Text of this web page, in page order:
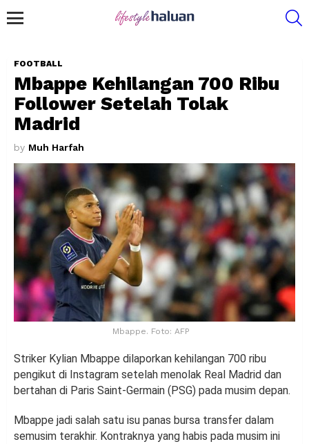
FOOTBALL
Mbappe Kehilangan 700 Ribu
Follower Setelah Tolak
Madrid
by Muh Harfah
Mbappe. Foto: AFP
Striker Kylian Mbappe dilaporkan kehilangan 700 ribu
pengikut di Instagram setelah menolak Real Madrid dan
bertahan di Paris Saint-Germain (PSG) pada musim depan.
Mbappe jadi salah satu isu panas bursa transfer dalam
semusim terakhir. Kontraknya yang habis pada musim ini